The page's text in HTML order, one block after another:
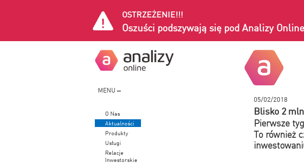
OSTRZEŻENIE!!!
Oszuści podszywają się pod Analizy
MENU
O Nas
Aktualności
Produkty
Usługi
Relacje
Inwestorskie
05/02/2018
Blisko 2
Pierwsze
To również